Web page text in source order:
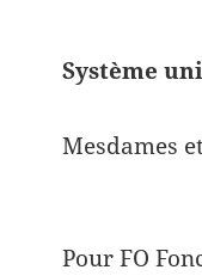
Système
Mesdames
Pour FO